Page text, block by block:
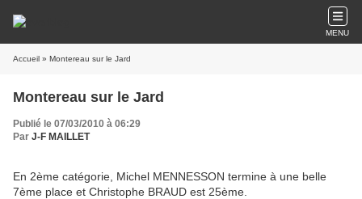
MENU
Accueil » Montereau sur le Jard
Montereau sur le Jard
Publié le 07/03/2010 à 06:29
Par J-F MAILLET
En 2ème catégorie, Michel MENNESSON termine à une belle
7ème place et Christophe BRAUD est 25ème.